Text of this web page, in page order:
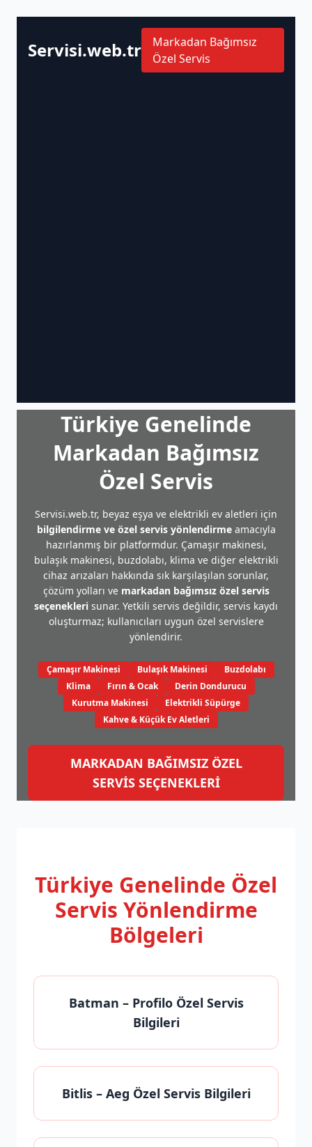
Servisi.web.tr
Markadan Bağımsız
Özel Servis
Türkiye Genelinde
Markadan Bağımsız
Özel Servis
Servisi.web.tr, beyaz eşya ve elektrikli ev aletleri için
bilgilendirme ve özel servis yönlendirmeamacıyla
hazırlanmış bir platformdur. Çamaşır makinesi,
bulaşık makinesi, buzdolabı, klima ve diğer elektrikli
cihaz arızaları hakkında sık karşılaşılan sorunlar,
çözüm yolları ve markadan bağımsız özel servis
seçenekleri sunar. Yetkili servis değildir, servis kaydı
oluşturmaz; kullanıcıları uygun özel servislere
yönlendirir.
Çamaşır Makinesi Bulaşık Makinesi
Buzdolabı
Klima
Fırın & Ocak
Derin Dondurucu
Kurutma Makinesi
Elektrikli Süpürge
Kahve & Küçük Ev Aletleri
MARKADAN BAĞIMSIZ ÖZEL
SERVİS SEÇENEKLERİ
Türkiye Genelinde Özel
Servis Yönlendirme
Bölgeleri
Batman – Profilo Özel Servis
Bilgileri
Bitlis– Aeg Özel Servis Bilgileri